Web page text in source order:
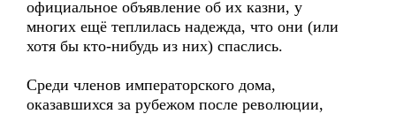
официальное объявление об их казни, у
многих ещё теплилась надежда, что они (или
хотя бы кто-нибудь из них) спаслись.
Среди членов императорского дома,
оказавшихся за рубежом после революции,